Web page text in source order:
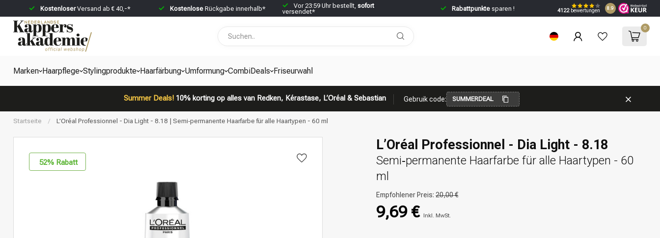
KostenloserVersand ab € 40,-* Kostenlose Rückgabe innerhalb* Vor 23:59 Uhr bestellt, sofort
versendet*
Rabattpunktesparen ! 4122bewertungen 8.9
0
Marken Haarpflege Stylingprodukte Haarfärbung Umformung CombiDeals Friseurwahl
Summer Deals!10% korting op alles van Redken, Kérastase, L’Oréal & Sebastian Gebruik code: SUMMERDEAL
Startseite / L’Oréal Professionnel - Dia Light - 8.18 | Semi‑permanente Haarfarbe für alle Haartypen - 60 ml
52% Rabatt
L’Oréal Professionnel - Dia Light - 8.18
Semi‑permanente Haarfarbe für alle Haartypen - 60
ml
Empfohlener Preis:20,00 €
9,69 € Inkl. MwSt.